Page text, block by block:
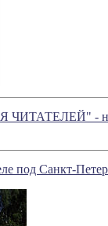
-
под Санкт-